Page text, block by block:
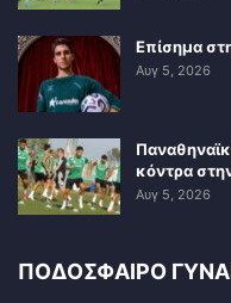
Επίσημα
Αυγ 5, 2026
κόντρα
Αυγ 5, 2026
ΠΟΔΟΣΦΑΙΡΟ